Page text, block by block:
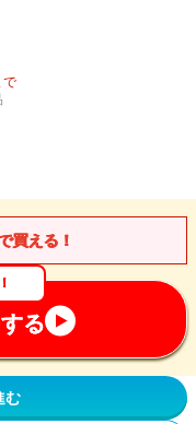
で
買える！
る
む